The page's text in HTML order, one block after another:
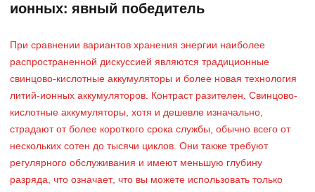
ионных: явный победитель
При сравнении вариантов хранения энергии наиболее
распространенной дискуссией являются традиционные
свинцово-кислотные аккумуляторы и более новая технология
литий-ионных аккумуляторов. Контраст разителен. Свинцово-
кислотные аккумуляторы, хотя и дешевле изначально,
страдают от более короткого срока службы, обычно всего от
нескольких сотен до тысячи циклов. Они также требуют
регулярного обслуживания и имеют меньшую глубину
разряда, что означает, что вы можете использовать только